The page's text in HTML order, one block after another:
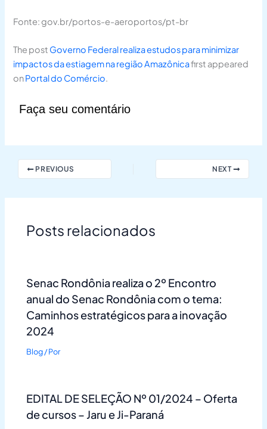
Fonte: gov.br/portos-e-aeroportos/pt-br
The post Governo Federal realiza estudos para minimizar
impactos da estiagem na região Amazônicafirst appeared
onPortal do Comércio.
Faça seu comentário
PREVIOUS NEXT
Posts relacionados
Senac Rondônia realiza o 2º Encontro
anual do Senac Rondônia com o tema:
Caminhos estratégicos para a inovação
2024
Blog/ Por
EDITAL DE SELEÇÃO Nº 01/2024 – Oferta
de cursos – Jaru e Ji-Paraná